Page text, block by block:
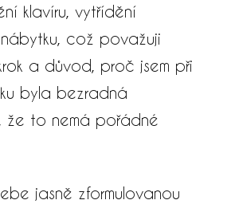
klavíru, vytřídění
což považuji
a důvod, proč jsem při
byla bezradná
že to nemá pořádné
jasně zformulovanou